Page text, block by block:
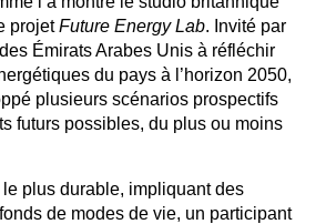
projetFuture Energy Lab. Invité par
Émirats Arabes Unis à réfléchir
du pays à l’horizon 2050,
plusieurs scénarios prospectifs
futurs possibles, du plus ou moins
plus durable, impliquant des
de modes de vie, un participant